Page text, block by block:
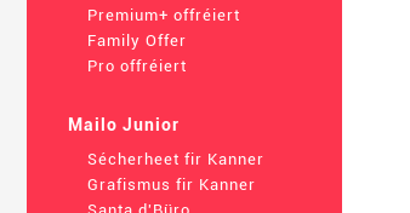
Premium+ offréiert
Family Offer
Pro offréiert
Mailo Junior
Sécherheet fir Kanner
Grafismus fir Kanner